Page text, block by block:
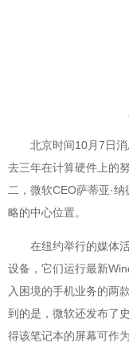
北京时间10月7日
去三年在计算硬件上的
二，微软CEO萨蒂亚·
略的中心位置。
在纽约举行的媒体
设备，它们运行最新
入困境的手机业务的两
到的是，微软还发布了
得该笔记本的屏幕可作